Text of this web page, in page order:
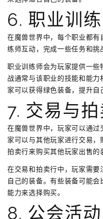
6. 职业训
在魔兽世界中，每个职业都
练师互动，完成一些任务和挑
职业训练师会为玩家提供一
战通常与该职业的技能和能
家可以获得绿色装备，提升自
7. 交易与
在魔兽世界中，玩家可以通
家可以与其他玩家进行交易
拍卖行来购买其他玩家出售的
在交易和拍卖行中，玩家需
自己的装备。有些装备可能
能力来选择购买。
8. 公会活动